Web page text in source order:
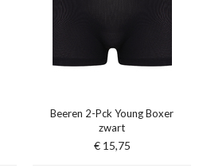
Beeren 2-Pck Young Boxer
zwart
€ 15,75